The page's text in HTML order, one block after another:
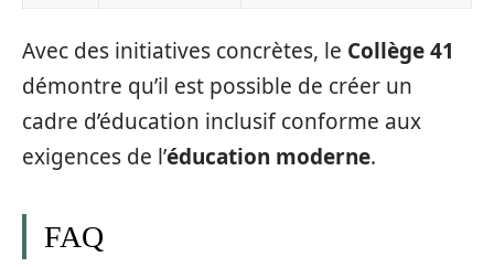
Avec des initiatives concrètes, le Collège 41
démontre qu’il est possible de créer un
cadre d’éducation inclusif conforme aux
exigences de l’éducation moderne.
FAQ